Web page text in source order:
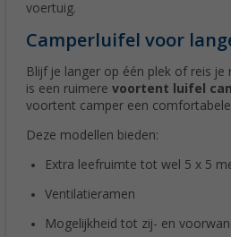
voertuig.
Camperluifel voor
Blijf je langer op één plek of reis je
is een ruimere voortent luifel
voortent camper een comfortabele
Deze modellen bieden:
Extra leefruimte tot wel 5 x 5
Ventilatieramen
Mogelijkheid tot zij- en